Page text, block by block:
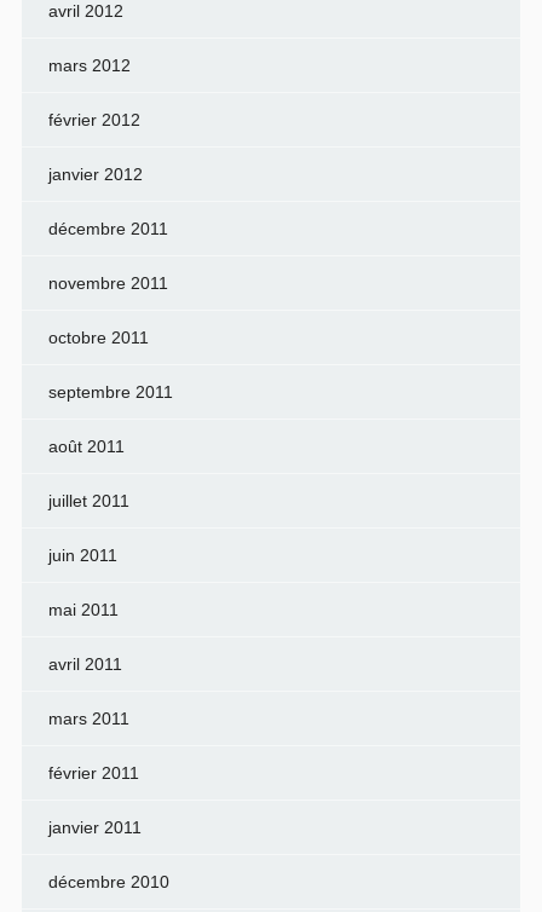
avril 2012
mars 2012
février 2012
janvier 2012
décembre 2011
novembre 2011
octobre 2011
septembre 2011
août 2011
juillet 2011
juin 2011
mai 2011
avril 2011
mars 2011
février 2011
janvier 2011
décembre 2010